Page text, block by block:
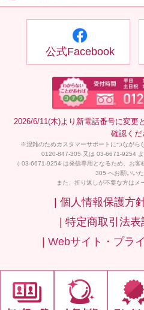
公式Facebook
2026/6/11(木)より新電話番号に変更
確認くだ
※混雑のためカスタマーサポートにつながら
0120-847-305 又は 03-6671-9254 よ
（ 03-6671-9254 は発信専用となるため、お
305 へお願いいた
また、折り返しが不要な方はメ
| 個人情報保護方
| 特定商取引法表
| Webサイト・プラ